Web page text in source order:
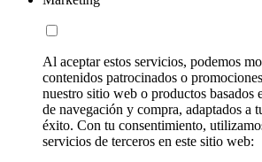
Al aceptar estos servicios, podemos
contenidos patrocinados o
nuestro sitio web o productos basados
de navegación y compra, adaptados a
éxito. Con tu consentimiento,
servicios de terceros en este sitio web: